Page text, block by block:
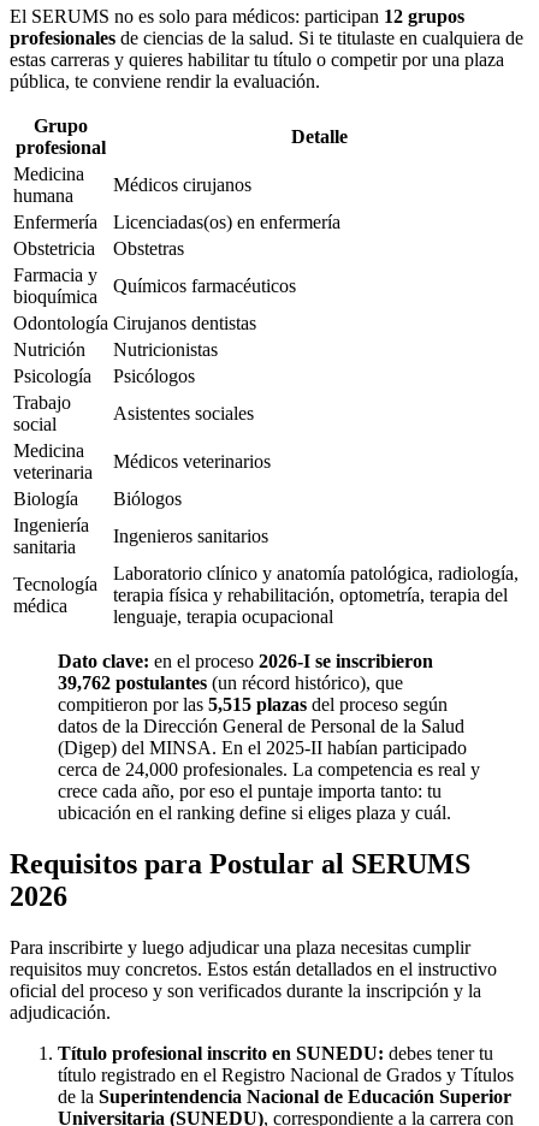
El SERUMS no es solo para médicos: participan 12 grupos
profesionales de ciencias de la salud. Si te titulaste en cualquiera de
estas carreras y quieres habilitar tu título o competir por una plaza
pública, te conviene rendir la evaluación.
Grupo
profesional
Detalle
Medicina
humana
Médicos cirujanos
Enfermería
Licenciadas(os) en enfermería
Obstetricia
Obstetras
Farmacia y
bioquímica
Químicos farmacéuticos
Odontología Cirujanos dentistas
Nutrición
Nutricionistas
Psicología
Psicólogos
Trabajo
social
Asistentes sociales
Medicina
veterinaria
Médicos veterinarios
Biología
Biólogos
Ingeniería
sanitaria
Ingenieros sanitarios
Tecnología
médica
Laboratorio clínico y anatomía patológica, radiología,
terapia física y rehabilitación, optometría, terapia del
lenguaje, terapia ocupacional
Dato clave: en el proceso 2026-I se inscribieron
39,762 postulantes (un récord histórico), que
compitieron por las 5,515 plazas del proceso según
datos de la Dirección General de Personal de la Salud
(Digep) del MINSA. En el 2025-II habían participado
cerca de 24,000 profesionales. La competencia es real y
crece cada año, por eso el puntaje importa tanto: tu
ubicación en el ranking define si eliges plaza y cuál.
Requisitos para Postular al SERUMS
2026
Para inscribirte y luego adjudicar una plaza necesitas cumplir
requisitos muy concretos. Estos están detallados en el instructivo
oficial del proceso y son verificados durante la inscripción y la
adjudicación.
Título profesional inscrito en SUNEDU: debes tener tu
título registrado en el Registro Nacional de Grados y Títulos
de la Superintendencia Nacional de Educación Superior
Universitaria (SUNEDU), correspondiente a la carrera con